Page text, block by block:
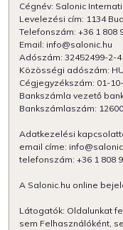
Cégnév: Salonic
Levelezési cím: 1134
Telefonszám: +36 1 808
Email: info@salonic.hu
Adószám: 32452499-2-
Közösségi adószám:
Cégjegyzékszám: 01-
Bankszámla vezető
Bankszámlaszám:
Adatkezelési
email címe:
telefonszám: +36 1 808
A Salonic.hu online
Látogatók: Oldalunkat
sem Felhasználóként,